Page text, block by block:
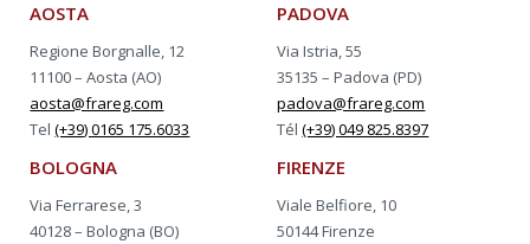
AOSTA
Regione Borgnalle, 12
11100 – Aosta (AO)
aosta@frareg.com
Tel(+39) 0165 175.6033
PADOVA
Via Istria, 55
35135 – Padova (PD)
padova@frareg.com
Tél(+39) 049 825.8397
BOLOGNA
Via Ferrarese, 3
40128 – Bologna (BO)
FIRENZE
Viale Belfiore, 10
50144 Firenze